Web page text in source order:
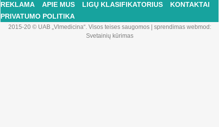
REKLAMA APIE MUS LIGŲ KLASIFIKATORIUS
KONTAKTAI
PRIVATUMO POLITIKA
2015-20 © UAB „Vlmedicina“. Visos teises saugomos| sprendimas webmod:
Svetainių kūrimas